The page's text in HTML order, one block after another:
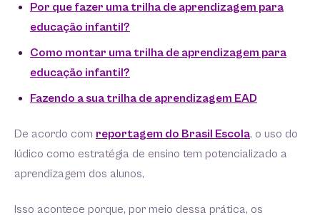
Por que fazer uma trilha de aprendizagem para
educação infantil?
Como montar uma trilha de aprendizagem para
educação infantil?
Fazendo a sua trilha de aprendizagem EAD
De acordo com reportagem do Brasil Escola, o uso do
lúdico como estratégia de ensino tem potencializado a
aprendizagem dos alunos,
Isso acontece porque, por meio dessa prática, os